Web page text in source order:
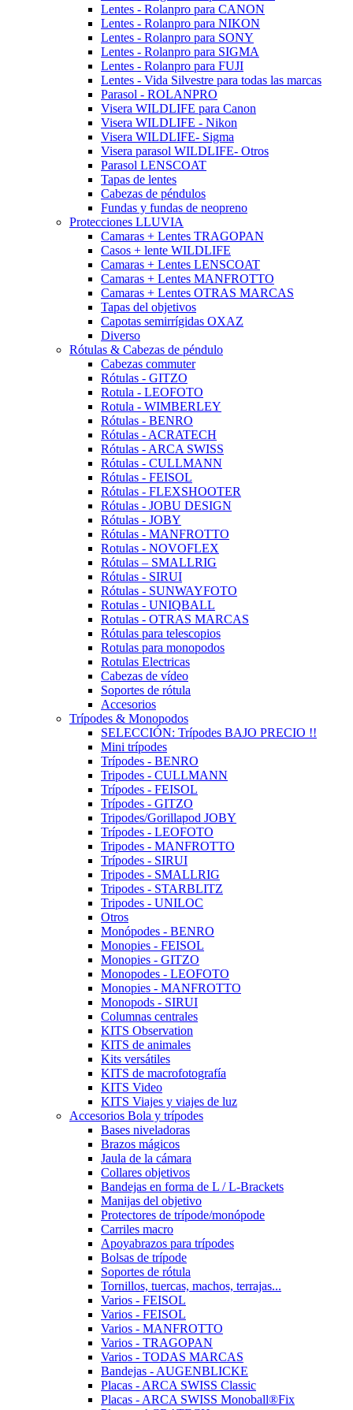
Lentes - Rolanpro para CANON
Lentes - Rolanpro para NIKON
Lentes - Rolanpro para SONY
Lentes - Rolanpro para SIGMA
Lentes - Rolanpro para FUJI
Lentes - Vida Silvestre para todas las marcas
Parasol - ROLANPRO
Visera WILDLIFE para Canon
Visera WILDLIFE - Nikon
Visera WILDLIFE- Sigma
Visera parasol WILDLIFE- Otros
Parasol LENSCOAT
Tapas de lentes
Cabezas de péndulos
Fundas y fundas de neopreno
Protecciones LLUVIA
Camaras + Lentes TRAGOPAN
Casos + lente WILDLIFE
Camaras + Lentes LENSCOAT
Camaras + Lentes MANFROTTO
Camaras + Lentes OTRAS MARCAS
Tapas del objetivos
Capotas semirrígidas OXAZ
Diverso
Rótulas & Cabezas de péndulo
Cabezas commuter
Rótulas - GITZO
Rotula - LEOFOTO
Rotula - WIMBERLEY
Rótulas - BENRO
Rótulas - ACRATECH
Rótulas - ARCA SWISS
Rótulas - CULLMANN
Rótulas - FEISOL
Rótulas - FLEXSHOOTER
Rótulas - JOBU DESIGN
Rótulas - JOBY
Rótulas - MANFROTTO
Rotulas - NOVOFLEX
Rótulas – SMALLRIG
Rótulas - SIRUI
Rótulas - SUNWAYFOTO
Rotulas - UNIQBALL
Rotulas - OTRAS MARCAS
Rótulas para telescopios
Rotulas para monopodos
Rotulas Electricas
Cabezas de vídeo
Soportes de rótula
Accesorios
Trípodes & Monopodos
SELECCIÓN: Trípodes BAJO PRECIO !!
Mini trípodes
Trípodes - BENRO
Tripodes - CULLMANN
Trípodes - FEISOL
Trípodes - GITZO
Tripodes/Gorillapod JOBY
Trípodes - LEOFOTO
Tripodes - MANFROTTO
Trípodes - SIRUI
Tripodes - SMALLRIG
Tripodes - STARBLITZ
Tripodes - UNILOC
Otros
Monópodes - BENRO
Monopies - FEISOL
Monopies - GITZO
Monopodes - LEOFOTO
Monopies - MANFROTTO
Monopods - SIRUI
Columnas centrales
KITS Observation
KITS de animales
Kits versátiles
KITS de macrofotografía
KITS Video
KITS Viajes y viajes de luz
Accesorios Bola y trípodes
Bases niveladoras
Brazos mágicos
Jaula de la cámara
Collares objetivos
Bandejas en forma de L / L-Brackets
Manijas del objetivo
Protectores de trípode/monópode
Carriles macro
Apoyabrazos para trípodes
Bolsas de trípode
Soportes de rótula
Tornillos, tuercas, machos, terrajas...
Varios - FEISOL
Varios - FEISOL
Varios - MANFROTTO
Varios - TRAGOPAN
Varios - TODAS MARCAS
Bandejas - AUGENBLICKE
Placas - ARCA SWISS Classic
Placas - ARCA SWISS Monoball®Fix